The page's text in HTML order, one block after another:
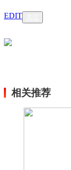
EDIT
相关推荐